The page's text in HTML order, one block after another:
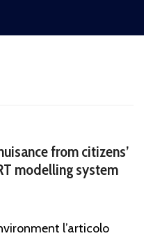
from citizens’
modelling system
l’articolo